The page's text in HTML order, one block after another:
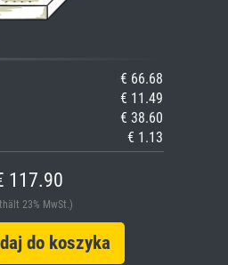
€ 66.68
€ 11.49
€ 38.60
€ 1.13
117.90
23% MwSt.)
do koszyka